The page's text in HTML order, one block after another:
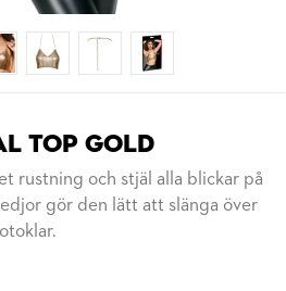
TOP GOLD
rustning och stjäl alla blickar på
gör den lätt att slänga över